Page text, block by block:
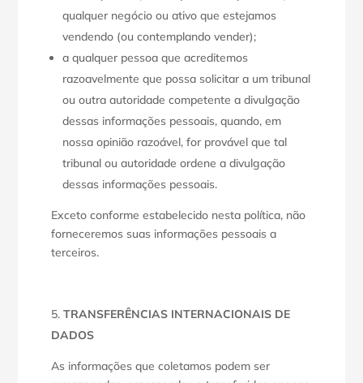
qualquer negócio ou ativo que estejamos
vendendo (ou contemplando vender);
a qualquer pessoa que acreditemos
razoavelmente que possa solicitar a um tribunal
ou outra autoridade competente a divulgação
dessas informações pessoais, quando, em
nossa opinião razoável, for provável que tal
tribunal ou autoridade ordene a divulgação
dessas informações pessoais.
Exceto conforme estabelecido nesta política, não
forneceremos suas informações pessoais a
terceiros.
TRANSFERÊNCIAS INTERNACIONAIS DE
DADOS
As informações que coletamos podem ser